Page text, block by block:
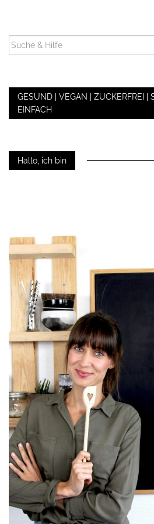
SUCHEN
NACH:
GESUND | VEGAN | ZUCKERFREI |
EINFACH
Hallo, ich bin